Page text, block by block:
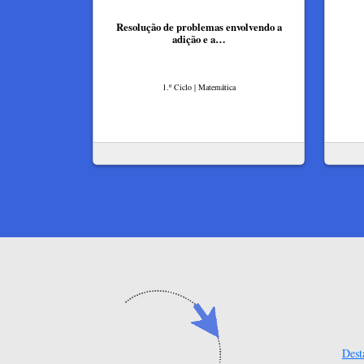
Resolução de problemas envolvendo a
adição e a…
1.º Ciclo | Matemática